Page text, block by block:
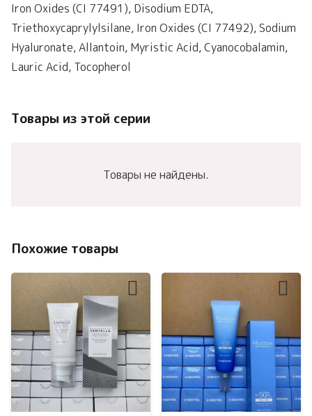
Iron Oxides (CI 77491), Disodium EDTA,
Triethoxycaprylylsilane, Iron Oxides (CI 77492), Sodium
Hyaluronate, Allantoin, Myristic Acid, Cyanocobalamin,
Lauric Acid, Tocopherol
Товары из этой серии
Товары не найдены.
Похожие товары